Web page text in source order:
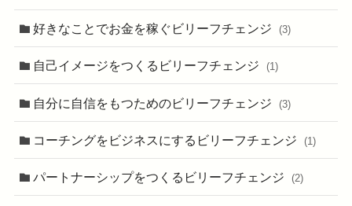
好きなことでお金を稼ぐビリーフチェンジ (3)
自己イメージをつくるビリーフチェンジ (1)
自分に自信をもつためのビリーフチェンジ (3)
コーチングをビジネスにするビリーフチェンジ (1)
パートナーシップをつくるビリーフチェンジ (2)